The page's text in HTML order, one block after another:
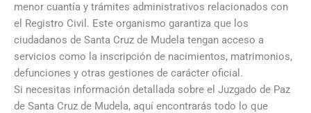
menor cuantía y trámites administrativos relacionados con
el Registro Civil. Este organismo garantiza que los
ciudadanos de Santa Cruz de Mudela tengan acceso a
servicios como la inscripción de nacimientos, matrimonios,
defunciones y otras gestiones de carácter oficial.
Si necesitas información detallada sobre el Juzgado de Paz
de Santa Cruz de Mudela, aquí encontrarás todo lo que